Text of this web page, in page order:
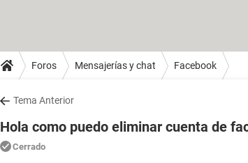
Foros Mensajerías y chat Facebook
Tema Anterior
Hola como puedo eliminar cuenta de
Cerrado